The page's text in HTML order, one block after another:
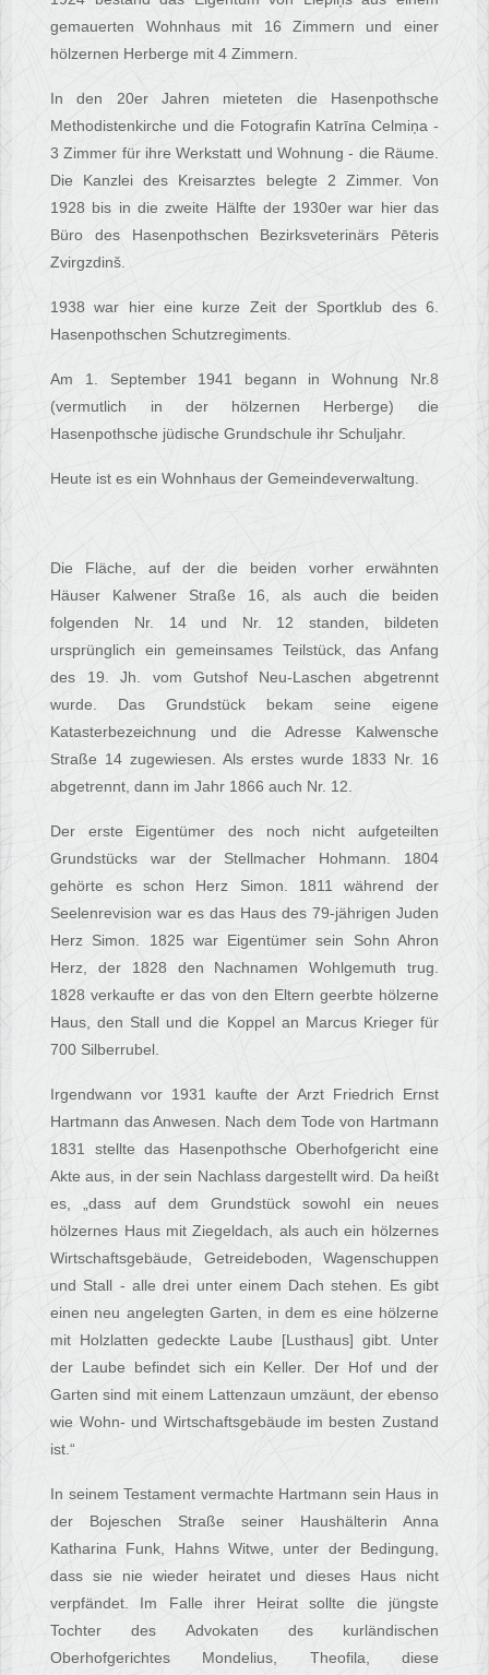
gemauerten Wohnhaus mit 16 Zimmern und einer
hölzernen Herberge mit 4 Zimmern.
In den 20er Jahren mieteten die Hasenpothsche
Methodistenkirche und die Fotografin Katrīna Celmiņa -
3 Zimmer für ihre Werkstatt und Wohnung - die Räume.
Die Kanzlei des Kreisarztes belegte 2 Zimmer. Von
1928 bis in die zweite Hälfte der 1930er war hier das
Büro des Hasenpothschen Bezirksveterinärs Pēteris
Zvirgzdinš.
1938 war hier eine kurze Zeit der Sportklub des 6.
Hasenpothschen Schutzregiments.
Am 1. September 1941 begann in Wohnung Nr.8
(vermutlich in der hölzernen Herberge) die
Hasenpothsche jüdische Grundschule ihr Schuljahr.
Heute ist es ein Wohnhaus der Gemeindeverwaltung.
Die Fläche, auf der die beiden vorher erwähnten
Häuser Kalwener Straße 16, als auch die beiden
folgenden Nr. 14 und Nr. 12 standen, bildeten
ursprünglich ein gemeinsames Teilstück, das Anfang
des 19. Jh. vom Gutshof Neu-Laschen abgetrennt
wurde. Das Grundstück bekam seine eigene
Katasterbezeichnung und die Adresse Kalwensche
Straße 14 zugewiesen. Als erstes wurde 1833 Nr. 16
abgetrennt, dann im Jahr 1866 auch Nr. 12.
Der erste Eigentümer des noch nicht aufgeteilten
Grundstücks war der Stellmacher Hohmann. 1804
gehörte es schon Herz Simon. 1811 während der
Seelenrevision war es das Haus des 79-jährigen Juden
Herz Simon. 1825 war Eigentümer sein Sohn Ahron
Herz, der 1828 den Nachnamen Wohlgemuth trug.
1828 verkaufte er das von den Eltern geerbte hölzerne
Haus, den Stall und die Koppel an Marcus Krieger für
700 Silberrubel.
Irgendwann vor 1931 kaufte der Arzt Friedrich Ernst
Hartmann das Anwesen. Nach dem Tode von Hartmann
1831 stellte das Hasenpothsche Oberhofgericht eine
Akte aus, in der sein Nachlass dargestellt wird. Da heißt
es, „dass auf dem Grundstück sowohl ein neues
hölzernes Haus mit Ziegeldach, als auch ein hölzernes
Wirtschaftsgebäude, Getreideboden, Wagenschuppen
und Stall - alle drei unter einem Dach stehen. Es gibt
einen neu angelegten Garten, in dem es eine hölzerne
mit Holzlatten gedeckte Laube [Lusthaus] gibt. Unter
der Laube befindet sich ein Keller. Der Hof und der
Garten sind mit einem Lattenzaun umzäunt, der ebenso
wie Wohn- und Wirtschaftsgebäude im besten Zustand
ist.“
In seinem Testament vermachte Hartmann sein Haus in
der Bojeschen Straße seiner Haushälterin Anna
Katharina Funk, Hahns Witwe, unter der Bedingung,
dass sie nie wieder heiratet und dieses Haus nicht
verpfändet. Im Falle ihrer Heirat sollte die jüngste
Tochter des Advokaten des kurländischen
Oberhofgerichtes Mondelius, Theofila, diese